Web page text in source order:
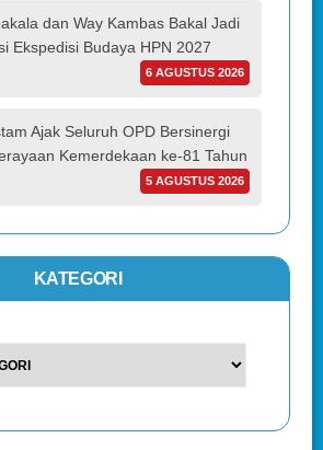
dan Way Kambas Bakal Jadi
Ekspedisi Budaya HPN 2027
6 AGUSTUS 2026
Ajak Seluruh OPD Bersinergi
Kemerdekaan ke-81 Tahun
5 AGUSTUS 2026
KATEGORI